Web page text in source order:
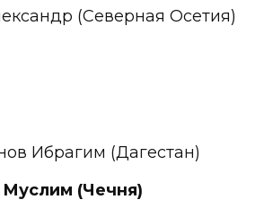
(Северная Осетия)
Ибрагим (Дагестан)
Муслим (Чечня)